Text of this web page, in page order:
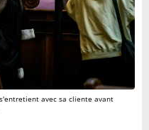
avec sa cliente avant